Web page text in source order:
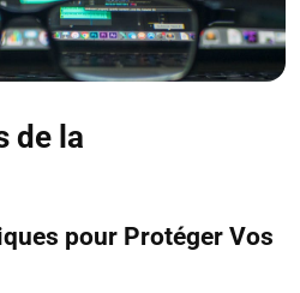
de la
pour Protéger Vos